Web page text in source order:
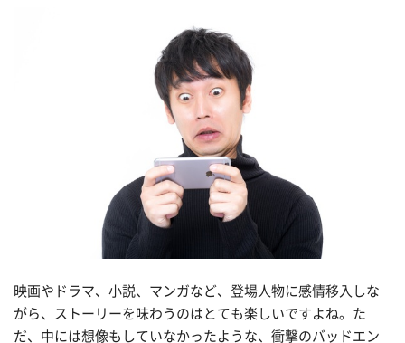
映画やドラマ、小説、マンガなど、登場人物に感情移入しな
がら、ストーリーを味わうのはとても楽しいですよね。た
だ、中には想像もしていなかったような、衝撃のバッドエン